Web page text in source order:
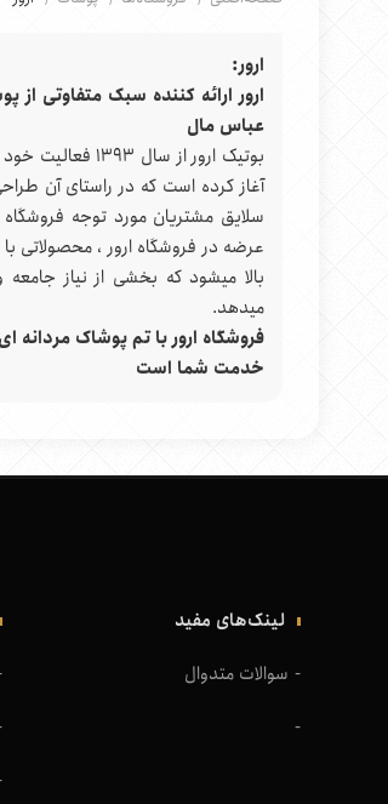
ارور:
ارور ارائه کننده سبک متفاوتی از
عباس مال
بوتیک ارور از
آغاز کرده است که در راستای آن
سلایق مشتریان مورد توجه
عرضه در فروشگاه ارور ، محصولاتی
بالا میشود که بخشی از نیاز
میدهد.
فروشگاه ارور با تم پوشاک مردانه
خدمت شما است
لینک‌های مفید
سوالات متدوال